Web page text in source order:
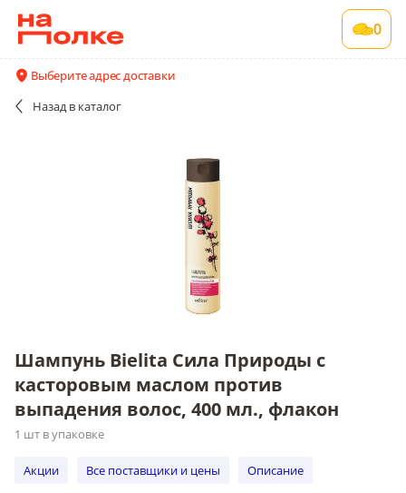
0
Выберите адрес доставки
Назад в каталог
касторовым маслом против выпадения
1 шт в упаковке
Акции
Все поставщики и цены
Шампунь Bielita Сила Природы с
касторовым маслом против
выпадения волос, 400 мл., флакон
1 шт в упаковке
Акции Все поставщики и цены Описание